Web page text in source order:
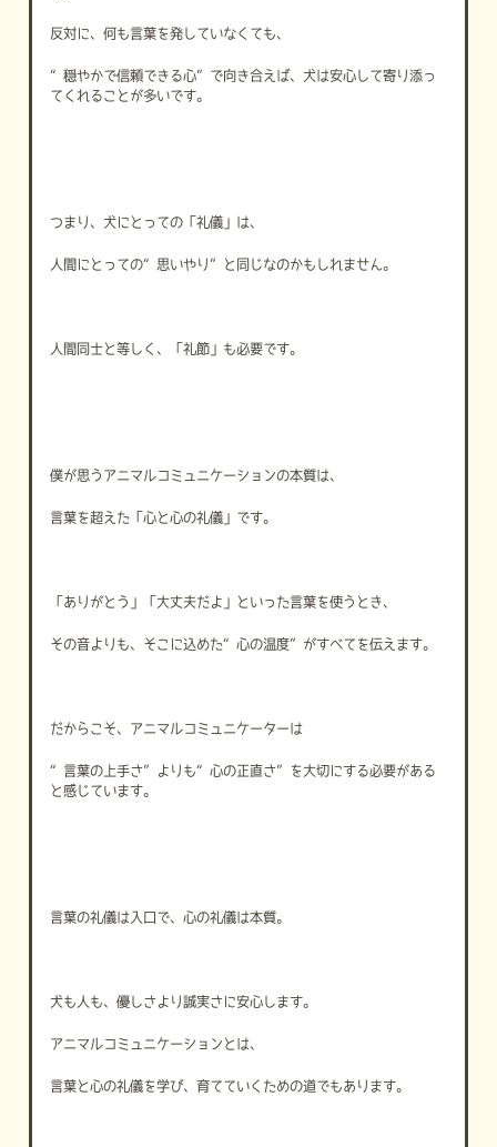
反対に、何も言葉を発していなくても、
“穏やかで信頼できる心”で向き合えば、犬は安心して寄り添っ
てくれることが多いです。
つまり、犬にとっての「礼儀」は、
人間にとっての“思いやり”と同じなのかもしれません。
人間同士と等しく、「礼節」も必要です。
僕が思うアニマルコミュニケーションの本質は、
言葉を超えた「心と心の礼儀」です。
「ありがとう」「大丈夫だよ」といった言葉を使うとき、
その音よりも、そこに込めた“心の温度”がすべてを伝えます。
だからこそ、アニマルコミュニケーターは
“言葉の上手さ”よりも“心の正直さ”を大切にする必要がある
と感じています。
言葉の礼儀は入口で、心の礼儀は本質。
犬も人も、優しさより誠実さに安心します。
アニマルコミュニケーションとは、
言葉と心の礼儀を学び、育てていくための道でもあります。